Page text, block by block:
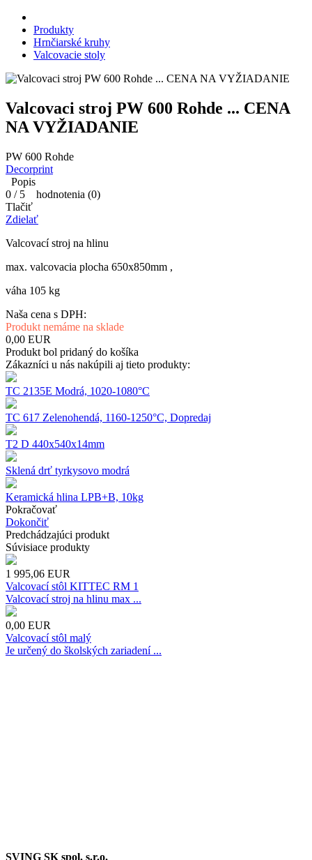
Produkty
Hrnčiarské kruhy
Valcovacie stoly
Valcovaci stroj PW 600 Rohde ... CENA
NA VYŽIADANIE
PW 600 Rohde
Decorprint
Popis
0 / 5 hodnotenia (0)
Tlačiť
Zdielať
Valcovací stroj na hlinu
max. valcovacia plocha 650x850mm ,
váha 105 kg
Naša cena s DPH:
Produkt nemáme na sklade
0,00 EUR
Produkt bol pridaný do košíka
Zákazníci u nás nakúpili aj tieto produkty:
TC 2135E Modrá, 1020-1080°C
TC 617 Zelenohendá, 1160-1250°C, Dopredaj
T2 D 440x540x14mm
Sklená drť tyrkysovo modrá
Keramická hlina LPB+B, 10kg
Pokračovať
Dokončiť
Predchádzajúci produkt
Súvisiace produkty
1 995,06 EUR
Valcovací stôl KITTEC RM 1
Valcovací stroj na hlinu max ...
0,00 EUR
Valcovací stôl malý
Je určený do školských zariadení ...
SVING SK spol. s.r.o.